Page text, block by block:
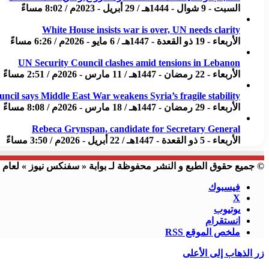
السبت - 9 شوال - 1444هـ / 29 أبريل - 2023م / 8:02 مساءً
White House insists war is over, UN needs clarity
الأربعاء - 19 ذو القعدة - 1447هـ / 6 مايو - 2026م / 6:26 مساءً
UN Security Council clashes amid tensions in Lebanon
الأربعاء - 22 رمضان - 1447هـ / 11 مارس - 2026م / 2:51 مساءً
says Middle East War weakens Syria’s fragile stability
الأربعاء - 29 رمضان - 1447هـ / 18 مارس - 2026م / 8:08 مساءً
Rebeca Grynspan, candidate for Secretary General
الأربعاء - 5 ذو القعدة - 1447هـ / 22 أبريل - 2026م / 3:50 مساءً
© جميع حقوق الطبع و النشر محفوظة لـ بوابة « سفنكس نيوز » لعام 2023 م
فيسبوك
X
يوتيوب
انستقرام
ملخص الموقع RSS
زر الذهاب إلى الأعلى